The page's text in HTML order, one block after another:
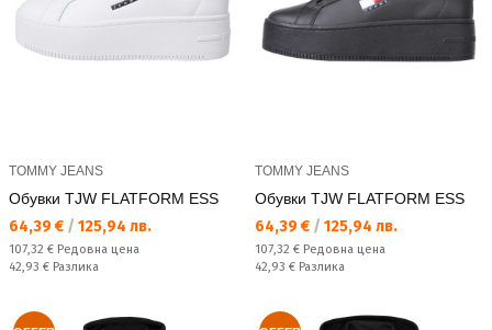
TOMMY JEANS
Обувки TJW FLATFORM ESS
Текуща цена:
64,39 € / 125,94 лв.
Редовна цена:
107,32 € Редовна цена
Спестявате:
42,93 € Разлика
TOMMY JEANS
Обувки TJW FLATFORM ESS
Текуща цена:
64,39 € / 125,94 лв.
Редовна цена:
107,32 € Редовна цена
Спестявате:
42,93 € Разлика